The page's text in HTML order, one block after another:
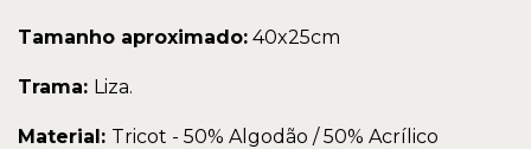
Tamanho aproximado: 40x25cm
Trama: Liza.
Material: Tricot - 50% Algodão / 50% Acrílico